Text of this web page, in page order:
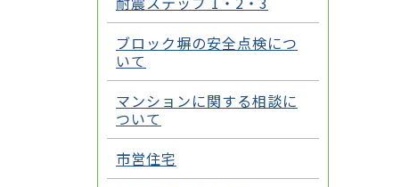
ブロック塀の安全点検につ
いて
マンションに関する相談に
ついて
市営住宅